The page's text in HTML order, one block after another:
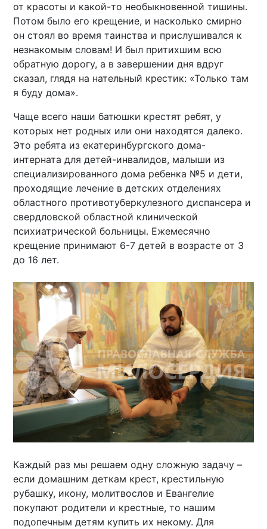
от красоты и какой-то необыкновенной тишины.
Потом было его крещение, и насколько смирно
он стоял во время таинства и прислушивался к
незнакомым словам! И был притихшим всю
обратную дорогу, а в завершении дня вдруг
сказал, глядя на нательный крестик: «Только там
я буду дома».
Чаще всего наши батюшки крестят ребят, у
которых нет родных или они находятся далеко.
Это ребята из екатеринбургского дома-
интерната для детей-инвалидов, малыши из
специализированного дома ребенка №5 и дети,
проходящие лечение в детских отделениях
областного противотуберкулезного диспансера и
свердловской областной клинической
психиатрической больницы. Ежемесячно
крещение принимают 6-7 детей в возрасте от 3
до 16 лет.
Каждый раз мы решаем одну сложную задачу –
если домашним деткам крест, крестильную
рубашку, икону, молитвослов и Евангелие
покупают родители и крестные, то нашим
подопечным детям купить их некому. Для